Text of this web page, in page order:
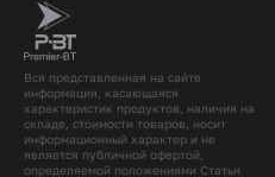
Вся представленная на сайте
информация, касающаяся
характеристик продуктов, наличия на
складе, стоимости товаров, носит
информационный характер и не
является публичной офертой,
определяемой положениями Статьи